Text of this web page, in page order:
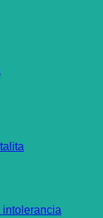
intolerancia